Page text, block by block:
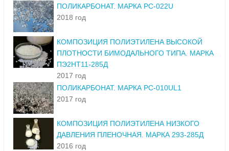
ПОЛИКАРБОНАТ. МАРКА PC-022U
2018 год
КОМПОЗИЦИЯ ПОЛИЭТИЛЕНА ВЫСОКОЙ
ПЛОТНОСТИ БИМОДАЛЬНОГО ТИПА. МАРКА
ПЭ2НТ11-285Д
2017 год
ПОЛИКАРБОНАТ. МАРКА PC-010UL1
2017 год
КОМПОЗИЦИЯ ПОЛИЭТИЛЕНА НИЗКОГО
ДАВЛЕНИЯ ПЛЕНОЧНАЯ. МАРКА 293-285Д
2016 год